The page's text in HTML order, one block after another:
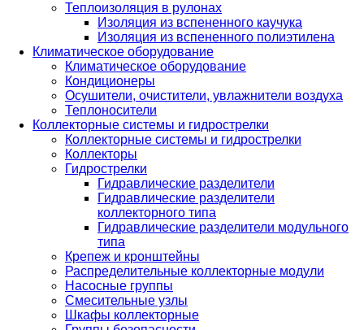
Теплоизоляция в рулонах
Изоляция из вспененного каучука
Изоляция из вспененного полиэтилена
Климатическое оборудование
Климатическое оборудование
Кондиционеры
Осушители, очистители, увлажнители воздуха
Теплоносители
Коллекторные системы и гидрострелки
Коллекторные системы и гидрострелки
Коллекторы
Гидрострелки
Гидравлические разделители
Гидравлические разделители
коллекторного типа
Гидравлические разделители модульного
типа
Крепеж и кронштейны
Распределительные коллекторные модули
Насосные группы
Смесительные узлы
Шкафы коллекторные